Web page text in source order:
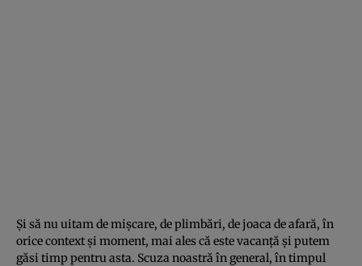
Şi să nu uitam de mişcare, de plimbări, de joaca de afară, în
orice context şi moment, mai ales că este vacanţă şi putem
găsi timp pentru asta. Scuza noastră în general, în timpul